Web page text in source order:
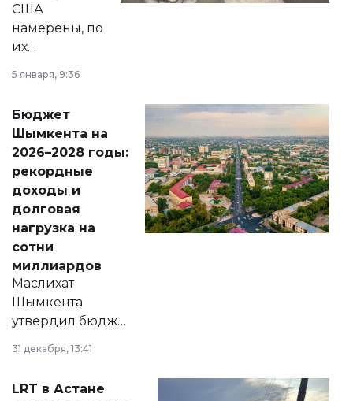
США
намерены, по
их
принести
народу
Венесуэлы.
5 января, 9:36
Бюджет
Шымкента на
2026–2028 годы:
рекордные
доходы и
долговая
нагрузка на
сотни
миллиардов
Маслихат
Шымкента
утвердил бюджет
2028 годы.
документ
31 декабря, 13:41
LRT в Астане